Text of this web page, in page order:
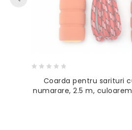
of
Coarda pentru sarituri
numarare, 2.5 m,